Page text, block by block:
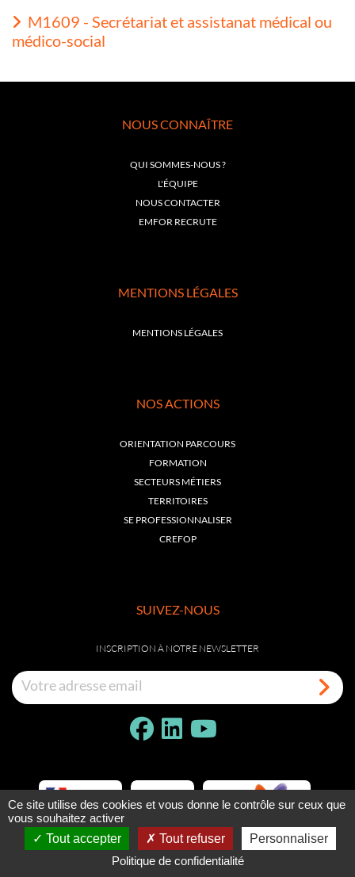
M1609 - Secrétariat et assistanat médical ou
médico-social
NOUS CONNAÎTRE
QUI SOMMES-NOUS ?
L'ÉQUIPE
NOUS CONTACTER
EMFOR RECRUTE
MENTIONS LÉGALES
MENTIONS LÉGALES
NOS ACTIONS
ORIENTATION PARCOURS
FORMATION
SECTEURS MÉTIERS
TERRITOIRES
SE PROFESSIONNALISER
CREFOP
SUIVEZ-NOUS
INSCRIPTION À NOTRE NEWSLETTER
Ce site utilise des cookies et vous donne le contrôle sur ceux que
vous souhaitez activer
Tout accepter
Tout refuser
Personnaliser
Politique de confidentialité